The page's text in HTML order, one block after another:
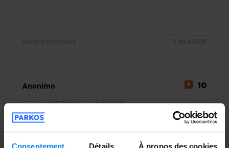
Consentement Détails À propos des cookies
encombre.
domestique pour recharger votre véhicule. Pensez
simplement à nous appeler au numéro indiqué sur votre
réservation pour organiser cela. Nous mettons tout en
œuvre pour vous offrir un service dédié et authentique, du
Navette extérieure 2 août 2026
Anonimo 10
Garé du 17/07/2026 au 21/07/2026
Positiva